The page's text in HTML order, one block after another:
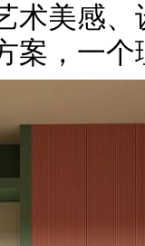
术美感
案，一